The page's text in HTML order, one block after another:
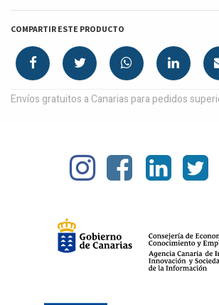
COMPARTIR ESTE PRODUCTO
Envíos gratuitos a Canarias para pedidos